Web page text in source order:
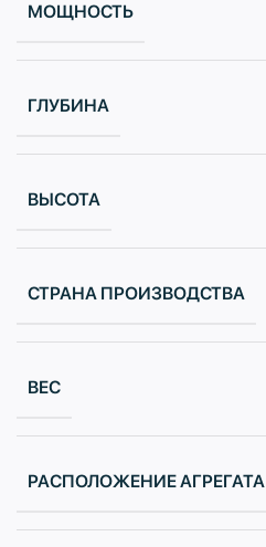
МОЩНОСТЬ
ГЛУБИНА
ВЫСОТА
СТРАНА ПРОИЗВОДСТВА
ВЕС
РАСПОЛОЖЕНИЕ АГРЕГАТА